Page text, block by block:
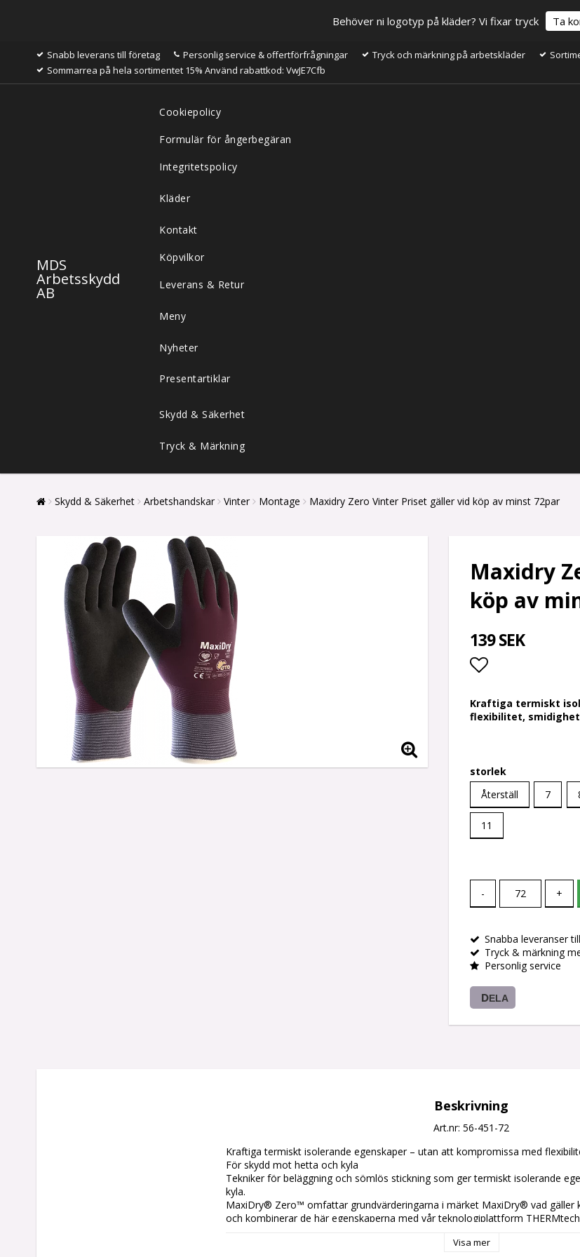
Behöver ni logotyp på kläder? Vi fixar tryck Ta
Snabb leverans till företag Personlig service & offertförfrågningar Tryck och märkning på arbetskläder
Sommarrea på hela sortimentet 15% Använd rabattkod: VwJE7Cfb
MDS
Arbetsskydd
AB
Cookiepolicy
Formulär för ångerbegäran
Integritetspolicy
Kläder
Kontakt
Köpvilkor
Leverans & Retur
Meny
Nyheter
Presentartiklar
Skydd & Säkerhet
Tryck & Märkning
Skydd & Säkerhet Arbetshandskar Vinter Montage Maxidry Zero Vinter Priset gäller vid köp av minst 72par
Maxidry
köp av
139 SEK
Kraftiga termiskt
flexibilitet,
storlek
Återställ
7
11
- +
Snabba leveranser
Tryck & märkning
Personlig service
DELA
Beskrivning
Art.nr: 56-451-72
Kraftiga termiskt isolerande egenskaper – utan att kompromissa med
För skydd mot hetta och kyla
Tekniker för beläggning och sömlös stickning som ger termiskt isolerande
kyla.
MaxiDry® Zero™ omfattar grundvärderingarna i märket MaxiDry® vad gäller
och kombinerar de här egenskaperna med vår teknologiplattform
av en beläggning som utformats för att förbli flexibel i temperaturer till och
Visa mer